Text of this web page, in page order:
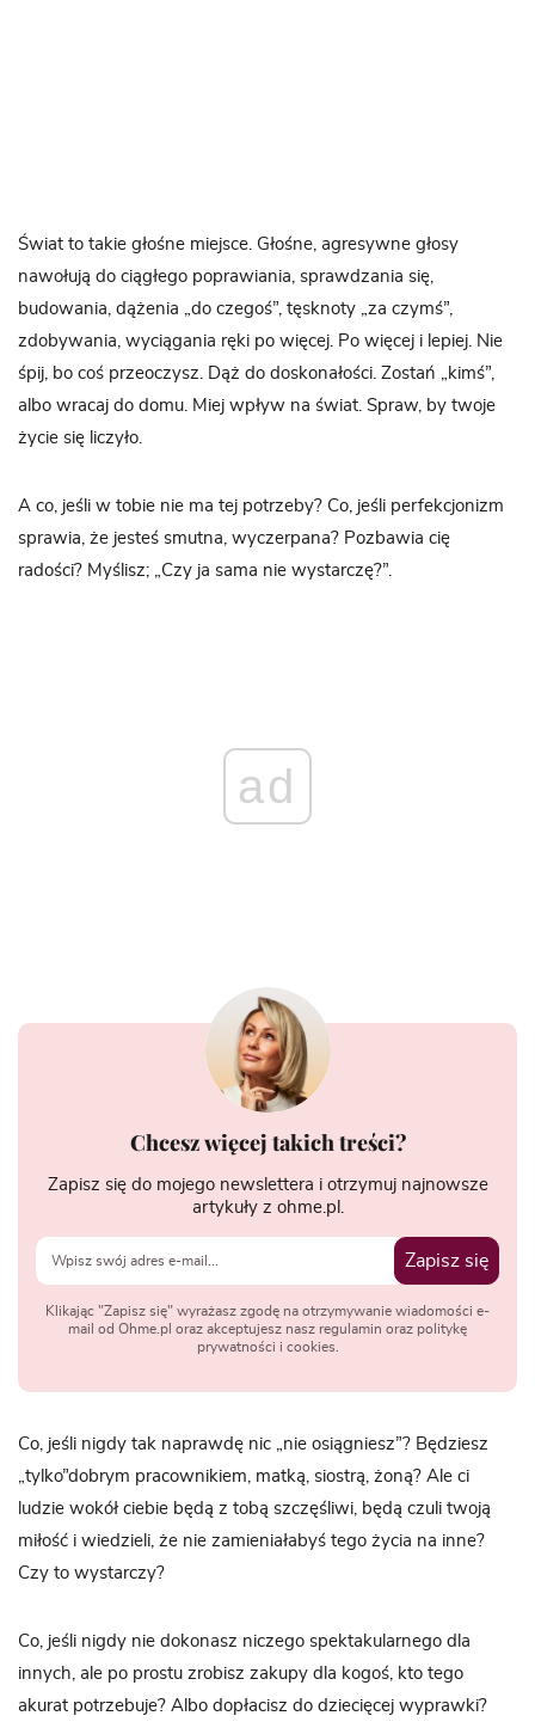
Świat to takie głośne miejsce. Głośne, agresywne głosy
nawołują do ciągłego poprawiania, sprawdzania się,
budowania, dążenia „do czegoś”, tęsknoty „za czymś”,
zdobywania, wyciągania ręki po więcej. Po więcej i lepiej. Nie
śpij, bo coś przeoczysz. Dąż do doskonałości. Zostań „kimś”,
albo wracaj do domu. Miej wpływ na świat. Spraw, by twoje
życie się liczyło.
A co, jeśli w tobie nie ma tej potrzeby? Co, jeśli perfekcjonizm
sprawia, że jesteś smutna, wyczerpana? Pozbawia cię
radości? Myślisz; „Czy ja sama nie wystarczę?”.
ad
Chcesz więcej takich treści?
Zapisz się do mojego newslettera i otrzymuj najnowsze
artykuły z ohme.pl.
Zapisz się
Klikając "Zapisz się" wyrażasz zgodę na otrzymywanie wiadomości e-
mail od Ohme.pl oraz akceptujesz nasz regulamin oraz politykę
prywatności i cookies.
Co, jeśli nigdy tak naprawdę nic „nie osiągniesz”? Będziesz
„tylko”dobrym pracownikiem, matką, siostrą, żoną? Ale ci
ludzie wokół ciebie będą z tobą szczęśliwi, będą czuli twoją
miłość i wiedzieli, że nie zamieniałabyś tego życia na inne?
Czy to wystarczy?
Co, jeśli nigdy nie dokonasz niczego spektakularnego dla
innych, ale po prostu zrobisz zakupy dla kogoś, kto tego
akurat potrzebuje? Albo dopłacisz do dziecięcej wyprawki?